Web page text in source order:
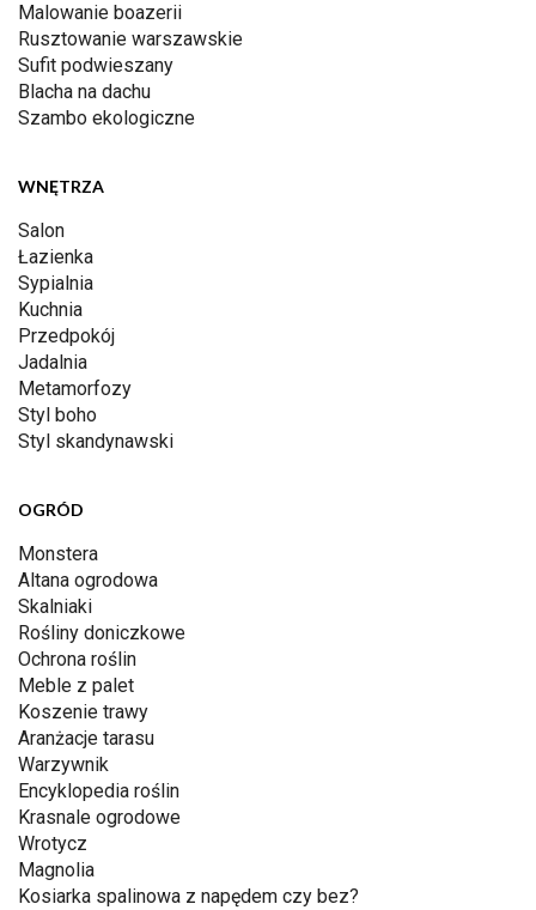
Malowanie boazerii
Rusztowanie warszawskie
Sufit podwieszany
Blacha na dachu
Szambo ekologiczne
WNĘTRZA
Salon
Łazienka
Sypialnia
Kuchnia
Przedpokój
Jadalnia
Metamorfozy
Styl boho
Styl skandynawski
OGRÓD
Monstera
Altana ogrodowa
Skalniaki
Rośliny doniczkowe
Ochrona roślin
Meble z palet
Koszenie trawy
Aranżacje tarasu
Warzywnik
Encyklopedia roślin
Krasnale ogrodowe
Wrotycz
Magnolia
Kosiarka spalinowa z napędem czy bez?